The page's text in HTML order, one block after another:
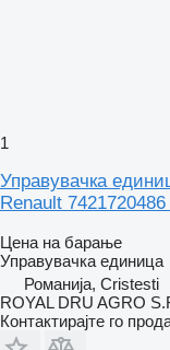
1
Управувачка
Renault
Цена на барање
Управувачка единица
Романија, Cristesti
ROYAL DRU AGRO
Контактирајте го